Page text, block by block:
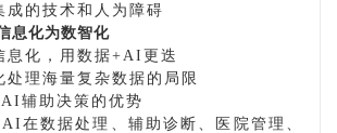
成的技术和人为障碍
息化为数智化
息化，用数据+AI更迭
处理海量复杂数据的局限
辅助决策的优势
在数据处理、辅助诊断、医院管理、